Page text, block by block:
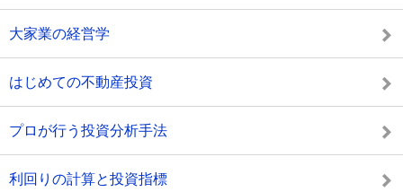
大家業の経営学
はじめての不動産投資
プロが行う投資分析手法
利回りの計算と投資指標